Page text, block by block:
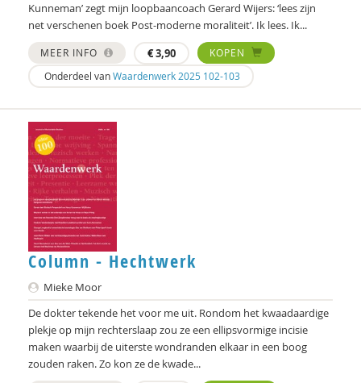
Govert de Vrieze
Emma Charlotte Weiher
Maarten Wubben
Marjolijn Zwakman
Kunneman’ zegt mijn loopbaancoach Gerard Wijers: ‘lees zijn
net verschenen boek Post-moderne moraliteit’. Ik lees. Ik...
MEER INFO €3,90
KOPEN
Onderdeel vanWaardenwerk 2025 102-103
Column - Hechtwerk
Mieke Moor
De dokter tekende het voor me uit. Rondom het kwaadaardige
plekje op mijn rechterslaap zou ze een ellipsvormige incisie
maken waarbij de uiterste wondranden elkaar in een boog
zouden raken. Zo kon ze de kwade...